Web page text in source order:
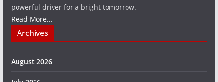
powerful driver for a bright tomorrow.
Read More...
Archives
August 2026